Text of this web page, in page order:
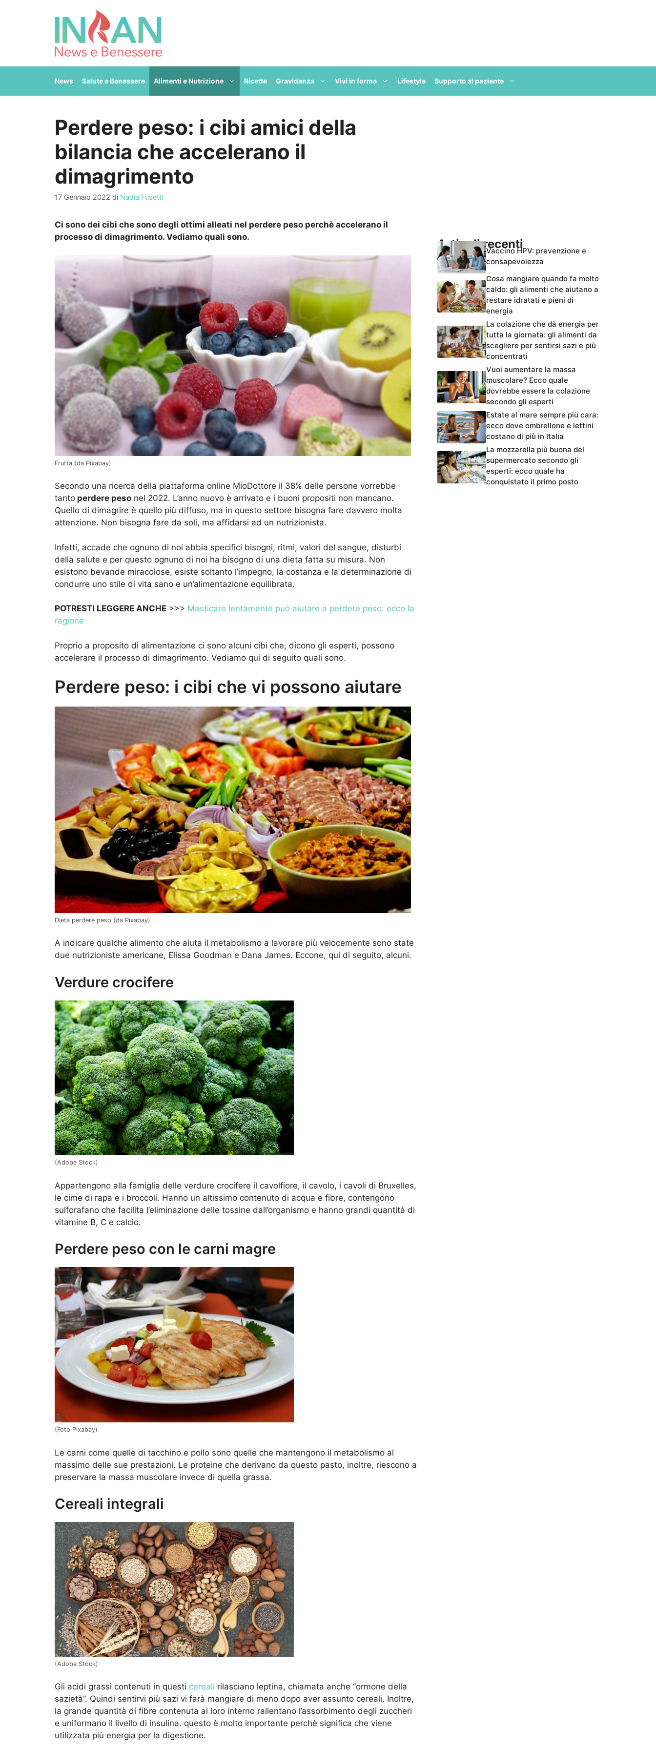
News Salute e Benessere Alimenti e Nutrizione Ricette Gravidanza Vivi in forma Lifestyle Supporto al paziente
Perdere peso: i cibi amici della
bilancia che accelerano il
dimagrimento
17 Gennaio 2022 di Nadia Fusetti
Ci sono dei cibi che sono degli ottimi alleati nel perdere peso perchè accelerano il
processo di dimagrimento. Vediamo quali sono.
Frutta (da Pixabay)
Secondo una ricerca della piattaforma online MioDottore il 38% delle persone vorrebbe
tanto perdere peso nel 2022. L’anno nuovo è arrivato e i buoni propositi non mancano.
Quello di dimagrire è quello più diffuso, ma in questo settore bisogna fare davvero molta
attenzione. Non bisogna fare da soli, ma affidarsi ad un nutrizionista.
Infatti, accade che ognuno di noi abbia specifici bisogni, ritmi, valori del sangue, disturbi
della salute e per questo ognuno di noi ha bisogno di una dieta fatta su misura. Non
esistono bevande miracolose, esiste soltanto l’impegno, la costanza e la determinazione di
condurre uno stile di vita sano e un’alimentazione equilibrata.
POTRESTI LEGGERE ANCHE >>> Masticare lentamente può aiutare a perdere peso: ecco la
ragione
Proprio a proposito di alimentazione ci sono alcuni cibi che, dicono gli esperti, possono
accelerare il processo di dimagrimento. Vediamo qui di seguito quali sono.
Perdere peso: i cibi che vi possono aiutare
Dieta perdere peso (da Pixabay)
A indicare qualche alimento che aiuta il metabolismo a lavorare più velocemente sono state
due nutrizioniste americane, Elissa Goodman e Dana James. Eccone, qui di seguito, alcuni.
Verdure crocifere
(Adobe Stock)
Appartengono alla famiglia delle verdure crocifere il cavolfiore, il cavolo, i cavoli di Bruxelles,
le cime di rapa e i broccoli. Hanno un altissimo contenuto di acqua e fibre, contengono
sulforafano che facilita l’eliminazione delle tossine dall’organismo e hanno grandi quantità di
vitamine B, C e calcio.
Perdere peso con le carni magre
(Foto Pixabay)
Le carni come quelle di tacchino e pollo sono quelle che mantengono il metabolismo al
massimo delle sue prestazioni. Le proteine che derivano da questo pasto, inoltre, riescono a
preservare la massa muscolare invece di quella grassa.
Cereali integrali
(Adobe Stock)
Gli acidi grassi contenuti in questi cereali rilasciano leptina, chiamata anche “ormone della
sazietà”. Quindi sentirvi più sazi vi farà mangiare di meno dopo aver assunto cereali. Inoltre,
la grande quantità di fibre contenuta al loro interno rallentano l’assorbimento degli zuccheri
e uniformano il livello di insulina. questo è molto importante perchè significa che viene
utilizzata più energia per la digestione.
Articoli recentiVaccino HPV: prevenzione e
consapevolezza
Cosa mangiare quando fa molto
caldo: gli alimenti che aiutano a
restare idratati e pieni di
energia
La colazione che dà energia per
tutta la giornata: gli alimenti da
scegliere per sentirsi sazi e più
concentrati
Vuoi aumentare la massa
muscolare? Ecco quale
dovrebbe essere la colazione
secondo gli esperti
Estate al mare sempre più cara:
ecco dove ombrellone e lettini
costano di più in Italia
La mozzarella più buona del
supermercato secondo gli
esperti: ecco quale ha
conquistato il primo posto